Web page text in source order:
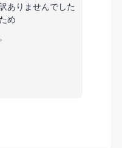
ありませんでした
め